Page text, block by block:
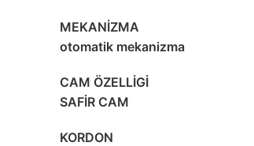
MEKANİZMA
otomatik mekanizma
CAM ÖZELLİGİ
SAFİR CAM
KORDON